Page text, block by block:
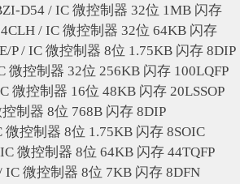
D54 / IC 微控制器 32位 1MB 闪存
/ IC 微控制器 32位 64KB 闪存
P / IC 微控制器 8位 1.75KB 闪存 8DIP
微控制器 32位 256KB 闪存 100LQFP
微控制器 16位 48KB 闪存 20LSSOP
制器 8位 768B 闪存 8DIP
微控制器 8位 1.75KB 闪存 8SOIC
微控制器 8位 64KB 闪存 44TQFP
IC 微控制器 8位 7KB 闪存 8DFN